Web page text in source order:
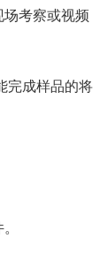
考察或视频
完成样品的将